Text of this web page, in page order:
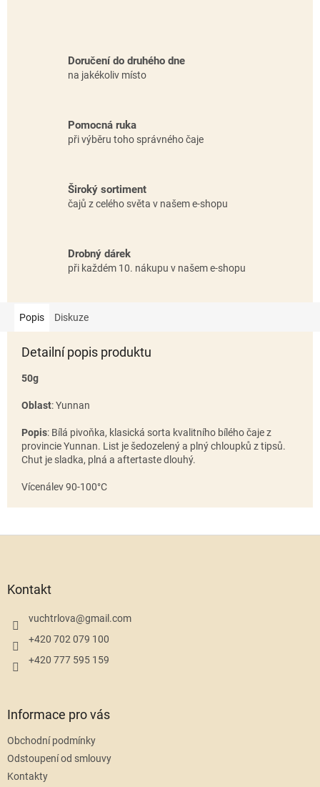
Doručení do druhého dne
na jakékoliv místo
Pomocná ruka
při výběru toho správného čaje
Široký sortiment
čajů z celého světa v našem e-shopu
Drobný dárek
při každém 10. nákupu v našem e-shopu
Popis Diskuze
Detailní popis produktu
50g
Oblast: Yunnan
Popis: Bílá pivoňka, klasická sorta kvalitního bílého čaje z
provincie Yunnan. List je šedozelený a plný chloupků z tipsů.
Chut je sladka, plná a aftertaste dlouhý.
Vícenálev 90-100°C
Kontakt
vuchtrlova@gmail.com
+420 702 079 100
+420 777 595 159
Informace pro vás
Obchodní podmínky
Odstoupení od smlouvy
Kontakty